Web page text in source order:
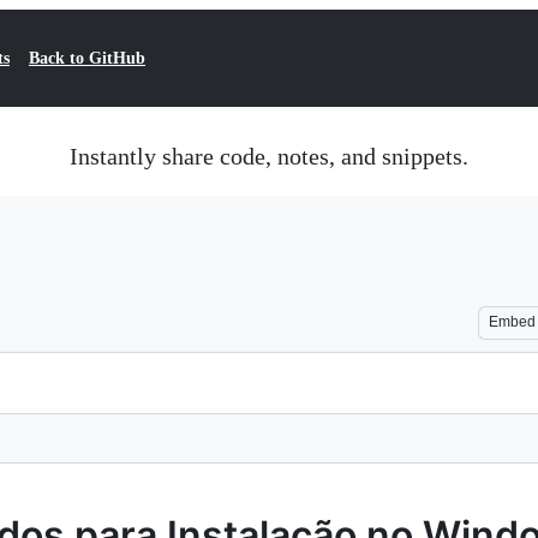
Back to GitHub
Instantly share code, notes, and snippets.
Embed